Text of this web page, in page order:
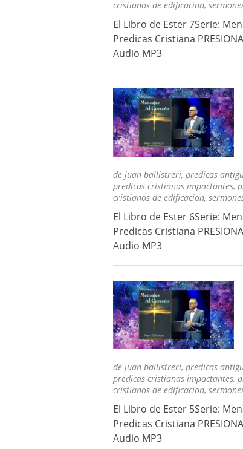
cristianos de edificacion,
El Libro de Ester 7Serie:
Predicas Cristiana
Audio MP3
de juan ballistreri, predicas
predicas cristianas impactantes,
cristianos de edificacion,
El Libro de Ester 6Serie:
Predicas Cristiana
Audio MP3
de juan ballistreri, predicas
predicas cristianas impactantes,
cristianos de edificacion,
El Libro de Ester 5Serie:
Predicas Cristiana
Audio MP3